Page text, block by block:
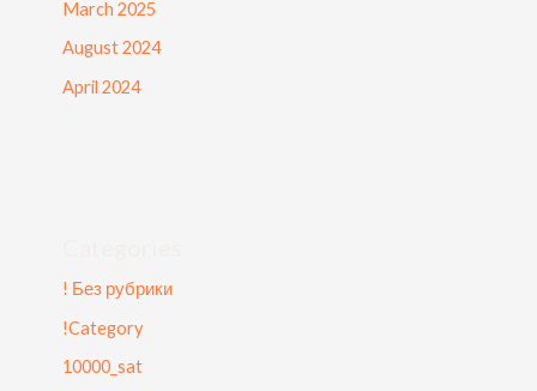
March 2025
August 2024
April 2024
! Без рубрики
!Category
10000_sat